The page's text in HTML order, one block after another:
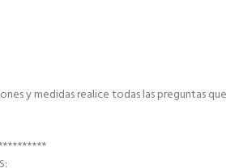
y medidas realice todas las preguntas que